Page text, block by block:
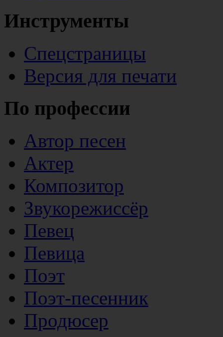
Инструменты
Спецстраницы
Версия для печати
По профессии
Автор песен
Актер
Композитор
Звукорежиссёр
Певец
Певица
Поэт
Поэт-песенник
Продюсер